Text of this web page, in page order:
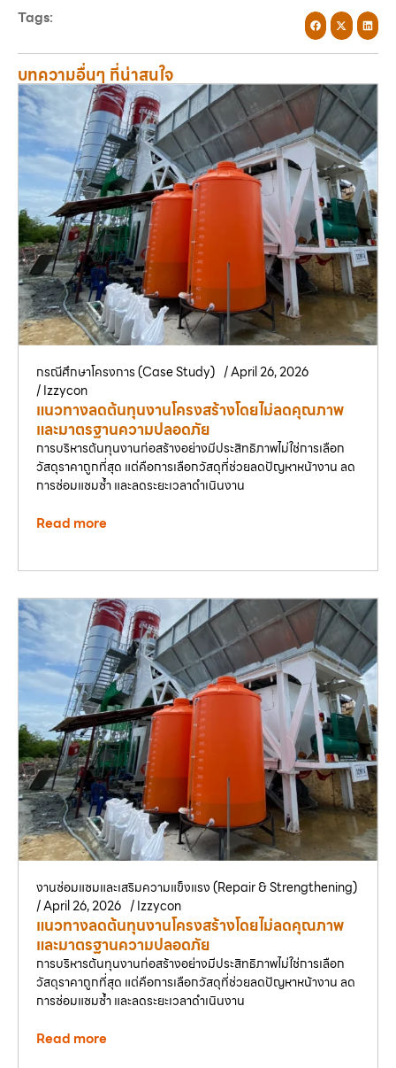
Tags:
บทความอื่นๆ ที่น่าสนใจ
กรณีศึกษาโครงการ (Case Study) /April 26, 2026
/Izzycon
แนวทางลดต้นทุนงานโครงสร้างโดยไม่ลดคุณภาพ
และมาตรฐานความปลอดภัย
การบริหารต้นทุนงานก่อสร้างอย่างมีประสิทธิภาพไม่ใช่การเลือก
วัสดุราคาถูกที่สุด แต่คือการเลือกวัสดุที่ช่วยลดปัญหาหน้างาน ลด
การซ่อมแซมซ้ำ และลดระยะเวลาดำเนินงาน
Read more
งานซ่อมแซมและเสริมความแข็งแรง (Repair & Strengthening)
/April 26, 2026 /Izzycon
แนวทางลดต้นทุนงานโครงสร้างโดยไม่ลดคุณภาพ
และมาตรฐานความปลอดภัย
การบริหารต้นทุนงานก่อสร้างอย่างมีประสิทธิภาพไม่ใช่การเลือก
วัสดุราคาถูกที่สุด แต่คือการเลือกวัสดุที่ช่วยลดปัญหาหน้างาน ลด
การซ่อมแซมซ้ำ และลดระยะเวลาดำเนินงาน
Read more